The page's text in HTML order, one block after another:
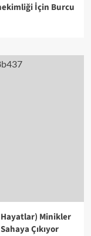
İçin Burcu
Hayatlar) Minikler
Çıkıyor